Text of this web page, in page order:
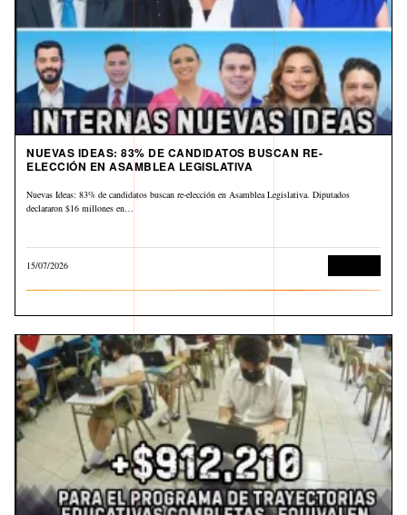
NUEVAS IDEAS: 83% DE CANDIDATOS BUSCAN RE-
ELECCIÓN EN ASAMBLEA LEGISLATIVA
Nuevas Ideas: 83% de candidatos buscan re-elección en Asamblea Legislativa. Diputados
declararon $16 millones en…
15/07/2026